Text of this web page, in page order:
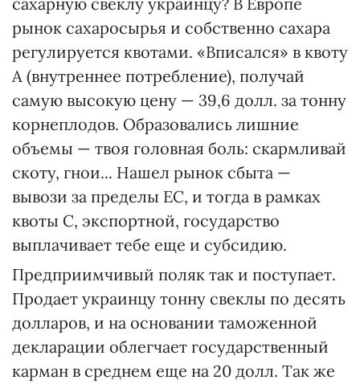
рынок сахаросырья и собственно сахара
регулируется квотами. «Вписался» в квоту
А (внутреннее потребление), получай
самую высокую цену — 39,6 долл. за тонну
корнеплодов. Образовались лишние
объемы — твоя головная боль: скармливай
скоту, гнои... Нашел рынок сбыта —
вывози за пределы ЕС, и тогда в рамках
квоты С, экспортной, государство
выплачивает тебе еще и субсидию.
Предприимчивый поляк так и поступает.
Продает украинцу тонну свеклы по десять
долларов, и на основании таможенной
декларации облегчает государственный
карман в среднем еще на 20 долл. Так же